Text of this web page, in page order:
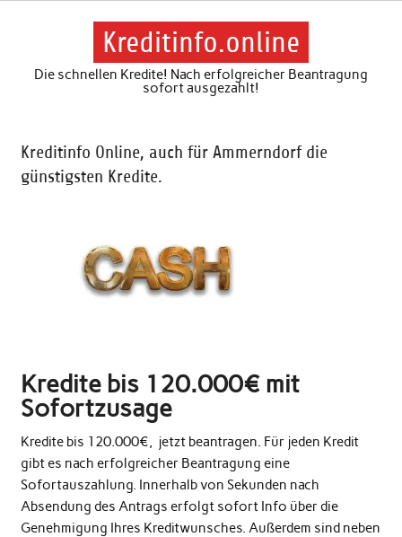
Skip
Kreditinfo.online
Die schnellen Kredite! Nach erfolgreicher Beantragung
sofort ausgezahlt!
Kreditinfo Online, auch für Ammerndorf die
günstigsten Kredite.
Kredite bis 120.000€ mit
Sofortzusage
Kredite bis 120.000€, jetzt beantragen. Für jeden Kredit
gibt es nach erfolgreicher Beantragung eine
Sofortauszahlung. Innerhalb von Sekunden nach
Absendung des Antrags erfolgt sofort Info über die
Genehmigung Ihres Kreditwunsches. Außerdem sind neben